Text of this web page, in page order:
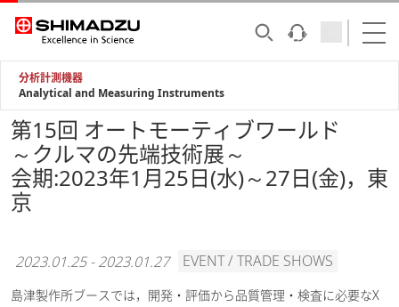
分析計測機器
Analytical and Measuring Instruments
第15回 オートモーティブワールド
～クルマの先端技術展～
会期:2023年1月25日(水)～27日(金)，東
京
2023.01.25-2023.01.27 EVENT / TRADE SHOWS
島津製作所ブースでは，開発・評価から品質管理・検査に必要なX